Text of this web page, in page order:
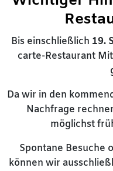
Bis einschließlich 19.
carte-Restaurant
Da wir in den
Nachfrage
möglichst
Spontane Besuche
können wir